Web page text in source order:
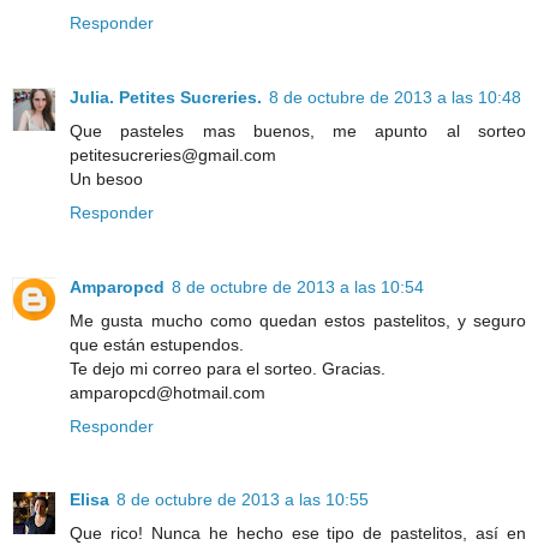
Responder
Julia. Petites Sucreries. 8 de octubre de 2013 a las 10:48
Que pasteles mas buenos, me apunto al sorteo
petitesucreries@gmail.com
Un besoo
Responder
Amparopcd 8 de octubre de 2013 a las 10:54
Me gusta mucho como quedan estos pastelitos, y seguro
que están estupendos.
Te dejo mi correo para el sorteo. Gracias.
amparopcd@hotmail.com
Responder
Elisa 8 de octubre de 2013 a las 10:55
Que rico! Nunca he hecho ese tipo de pastelitos, así en